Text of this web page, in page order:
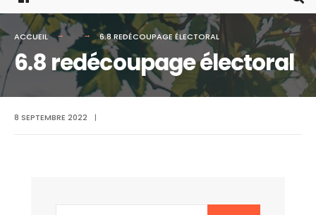
ACCUEIL 6.8 REDÉCOUPAGE ÉLECTORAL
6.8 redécoupage électoral
8 SEPTEMBRE 2022 |